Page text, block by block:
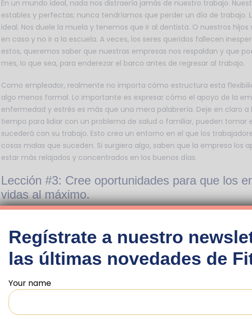
En un mundo ideal, nada nos distraería jamás de nuestro trabajo.
estables y perfectas; nunca tendríamos que perder un día de trabajo.
ideal. Nos duele la muela y tenemos que ir al dentista. O nuestros
en casa y no ir a la escuela. A veces, los seres queridos fallecen
estos, queremos saber que nuestras empresas nos respaldan y que
mes, lo que sea, para enderezar el barco antes de regresar al trabajo.
Como empleador, realmente no importa cómo estructura esta
algo menos formal. Lo importante es expresar cómo el apoyo de la
enfermedad y estrés es más que una mera palabrería. Deje en claro
tiempo para lidiar con un problema de salud o familiar, pueden tomar
sucederá con su trabajo. Esto crea un entorno en el que los
cosas malas que suceden. Si surgiera algo, saben que la empresa los
estar más relajados y concentrados en los buenos días.
Lección #3: Cree oportunidades para que los
vidas al máximo.
haga encajar bien es solo una pequeña porción del ser completo de
trabajo y un pasado que no aparece en su currículum. Han
obstáculos. Tienen amigos y familiares. Todas estas cosas son partes
olvidan solo porque están en el trabajo.
Al crear oportunidades para que los empleados compartan su vida
quiénes son en realidad, y no solo las habilidades y la experiencia que
organización se reúne para hacer presentaciones diarias, intente
Regístrate a nuestro
las últimas novedades de
Your name